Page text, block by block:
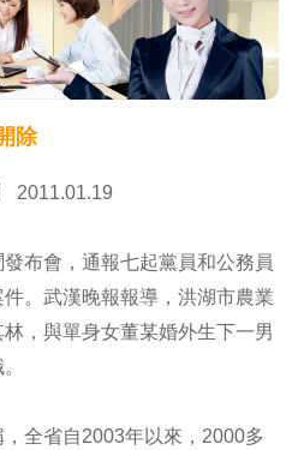
除
2011.01.19
布會，通報七起黨員和公務員
。武漢晚報報導，洪湖市農業
，與單身女董某婚外生下一男
全省自2003年以來，2000多